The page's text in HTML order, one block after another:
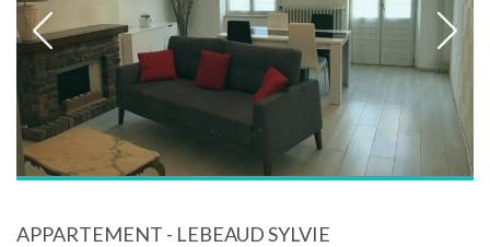
APPARTEMENT - LEBEAUD SYLVIE